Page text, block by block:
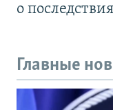
о
Главные